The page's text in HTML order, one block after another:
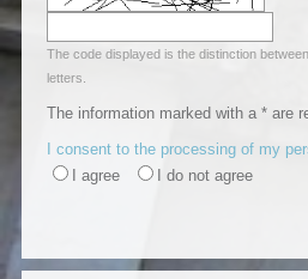
The code displayed is the distinction
letters.
The information marked with a * are
I consent to the processing of my
I agree
I do not agree